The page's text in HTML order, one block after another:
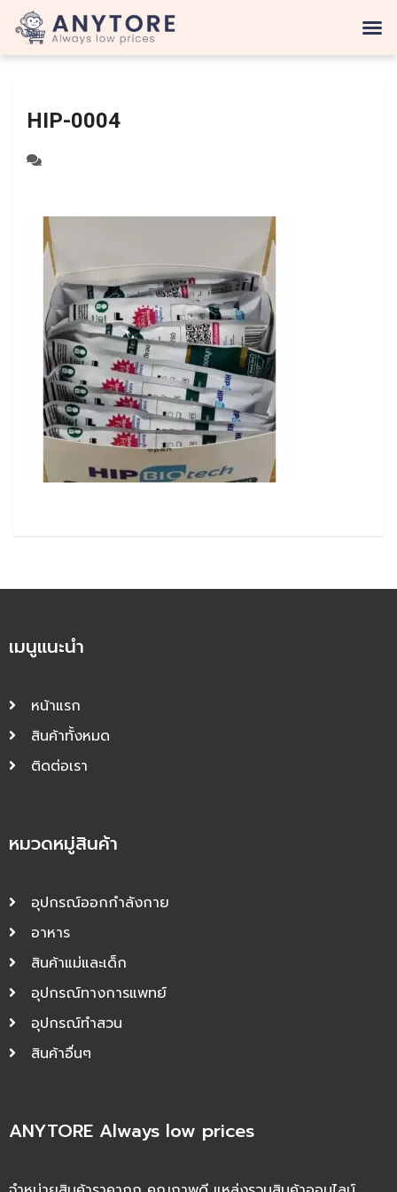
HIP-0004
เมนูแนะนำ
หน้าแรก
สินค้าทั้งหมด
ติดต่อเรา
หมวดหมู่สินค้า
อุปกรณ์ออกกำลังกาย
อาหาร
สินค้าแม่และเด็ก
อุปกรณ์ทางการแพทย์
อุปกรณ์ทำสวน
สินค้าอื่นๆ
ANYTORE Always low prices